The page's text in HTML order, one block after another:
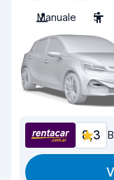
Manuale
5
8,3